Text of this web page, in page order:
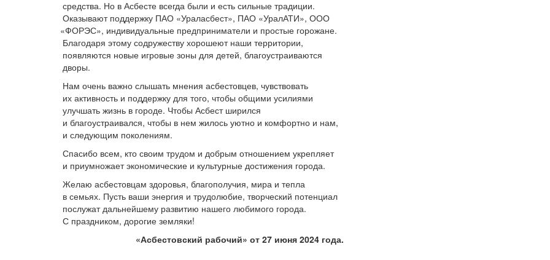
средства. Но в Асбесте всегда были и есть сильные традиции.
Оказывают поддержку ПАО «Ураласбест», ПАО «УралАТИ», ООО
«ФОРЭС», индивидуальные предприниматели и простые горожане.
Благодаря этому содружеству хорошеют наши территории,
появляются новые игровые зоны для детей, благоустраиваются
дворы.
Нам очень важно слышать мнения асбестовцев, чувствовать
их активность и поддержку для того, чтобы общими усилиями
улучшать жизнь в городе. Чтобы Асбест ширился
и благоустраивался, чтобы в нем жилось уютно и комфортно и нам,
и следующим поколениям.
Спасибо всем, кто своим трудом и добрым отношением укрепляет
и приумножает экономические и культурные достижения города.
Желаю асбестовцам здоровья, благополучия, мира и тепла
в семьях. Пусть ваши энергия и трудолюбие, творческий потенциал
послужат дальнейшему развитию нашего любимого города.
С праздником, дорогие земляки!
«Асбестовский рабочий» от 27 июня 2024 года.